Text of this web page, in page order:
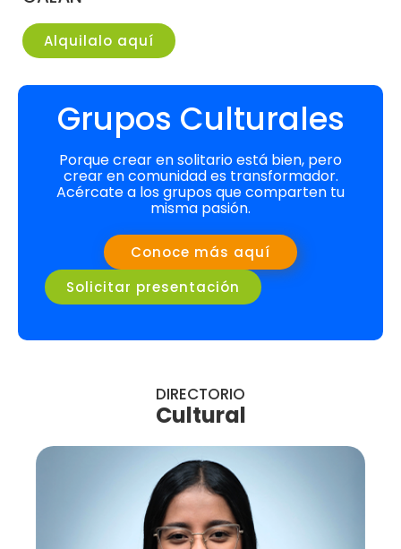
Alquilalo aquí
Grupos Culturales
Porque crear en solitario está bien, pero
crear en comunidad es transformador.
Acércate a los grupos que comparten tu
misma pasión.
Conoce más aquí
Solicitar presentación
DIRECTORIO
Cultural